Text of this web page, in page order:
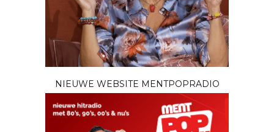
NIEUWE WEBSITE MENTPOPRADIO